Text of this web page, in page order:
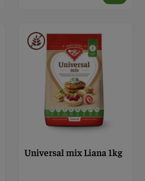
Universal mix Liana 1kg